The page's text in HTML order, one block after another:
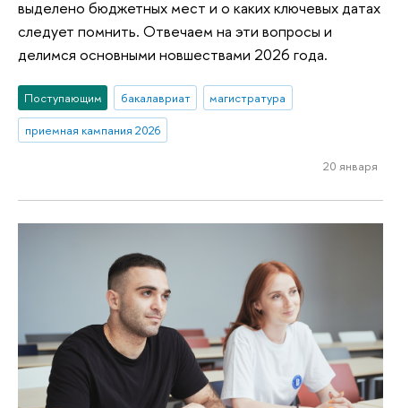
выделено бюджетных мест и о каких ключевых датах
следует помнить. Отвечаем на эти вопросы и
делимся основными новшествами 2026 года.
Поступающим бакалавриат
магистратура
приемная кампания 2026
20 января